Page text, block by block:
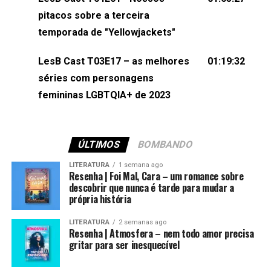
(⁠⁠⁠⁠@brunarfentanes⁠⁠⁠⁠) e Pollyelly FlorêncioEdição de
Naiady Machado
pitacos sobre a terceira
temporada de "Yellowjackets"
LesB Cast T03E17 – as melhores
séries com personagens
femininas LGBTQIA+ de 2023
01:19:32
ÚLTIMOS BOMBANDO
LITERATURA 1 semana ago
Resenha | Foi Mal, Cara – um romance sobre
descobrir que nunca é tarde para mudar a
própria história
LITERATURA 2 semanas ago
Resenha | Atmosfera – nem todo amor precisa
gritar para ser inesquecível